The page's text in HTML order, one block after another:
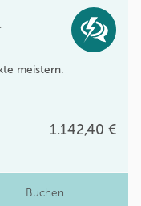
meistern.
1.142,40 €
Buchen